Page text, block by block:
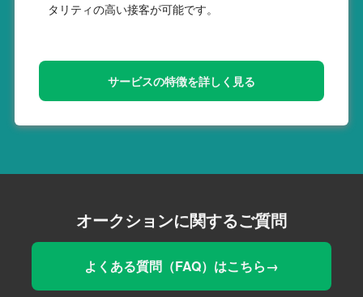
タリティの高い接客が可能です。
サービスの特徴を詳しく見る
オークションに関するご質問
よくある質問（FAQ）はこちら→